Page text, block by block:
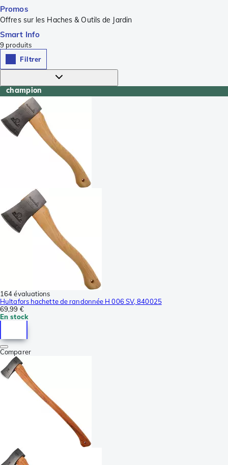
Promos
Offres sur les Haches & Outils de Jardin
Smart Info
9 produits
Filtrer
champion
164 évaluations
Hultafors hachette de randonnée H 006 SV, 840025
69,99 €
En stock
Comparer